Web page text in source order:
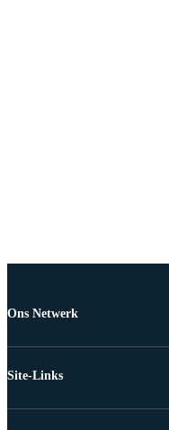
Ons Netwerk
Site-Links